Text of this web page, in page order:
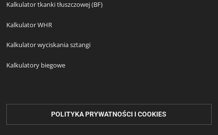
Kalkulator tkanki tłuszczowej (BF)
Kalkulator WHR
Kalkulator wyciskania sztangi
Kalkulatory biegowe
POLITYKA PRYWATNOŚCI I COOKIES